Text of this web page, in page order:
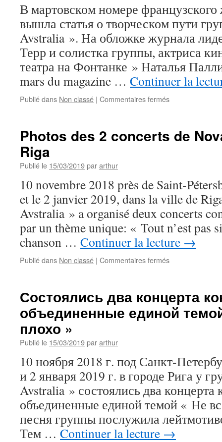
В мартовском номере французского
вышла статья о творческом пути
Avstralia ». На обложке журнала
Терр и солистка группы, актриса
театра на Фонтанке » Наталья
mars du magazine … Continuer la
Publié dans Non classé | Commentaires ferméssur
журнале
dans
le
Perspective
Photos des 2 concerts de
Riga
Publié le 15/03/2019pararthur
10 novembre 2018 près de Saint-
et le 2 janvier 2019, dans la ville de
Avstralia » a organisé deux concerts
par un thème unique: « Tout n’est pas
chanson … Continuer la lecture →
Publié dans Non classé | Commentaires ferméssur
concerts
de
Novaia
Состоялись два концерта
объединенные единой
плохо »
Publié le 15/03/2019pararthur
10 ноября 2018 г. под Санкт-
и 2 января 2019 г. в городе Рига у
Avstralia » состоялись два концерта
объединенные единой темой « Не
песня группы послужила
Тем … Continuer la lecture →